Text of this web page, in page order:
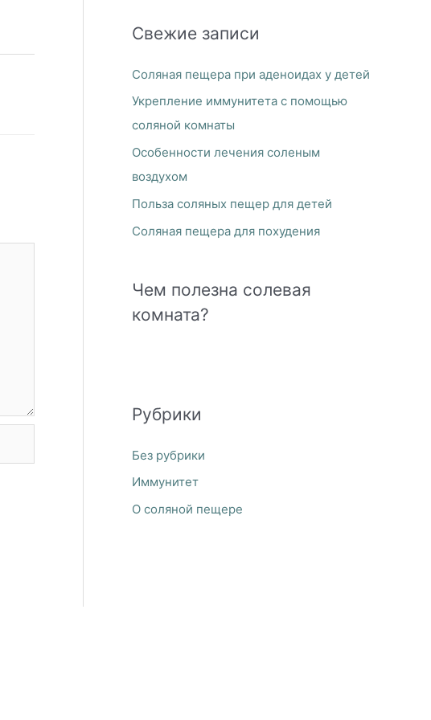
с
Свежие записи
Соляная пещера при аденоидах у детей
Укрепление иммунитета с помощью
соляной комнаты
Особенности лечения соленым
воздухом
Польза соляных пещер для детей
Соляная пещера для похудения
Чем полезна солевая
комната?
Рубрики
Без рубрики
Иммунитет
О соляной пещере